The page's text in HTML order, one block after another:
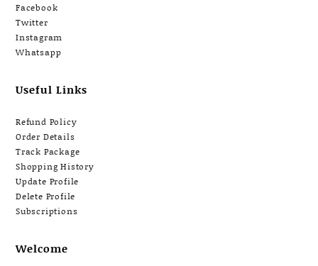
Facebook
Twitter
Instagram
Whatsapp
Useful Links
Refund Policy
Order Details
Track Package
Shopping History
Update Profile
Delete Profile
Subscriptions
Welcome